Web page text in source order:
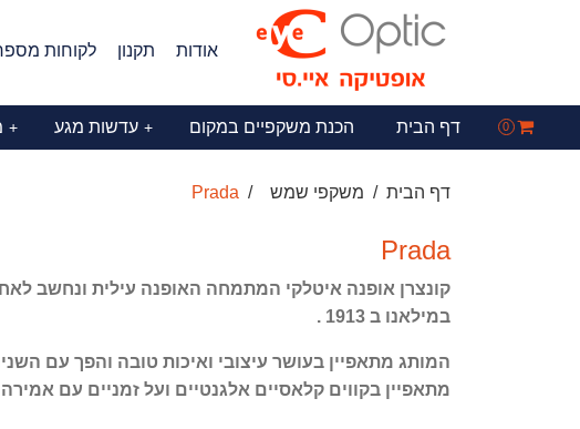
אודות תקנון לקוחות
0 דף הבית הכנת משקפיים במקום עדשות מגע +
+
דף הבית משקפי שמש Prada
Prada
קונצרן אופנה איטלקי המתמחה האופנה עילית ונחשב
במילאנו ב 1913 .
המותג מתאפיין בעושר עיצובי ואיכות טובה והפך עם
מתאפיין בקווים קלאסיים אלגנטיים ועל זמניים עם